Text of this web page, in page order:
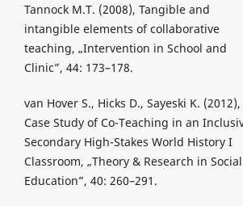
Tannock M.T. (2008), Tangible and
intangible elements of collaborative
teaching, „Intervention in School and
Clinic”, 44: 173–178.
van Hover S., Hicks D., Sayeski K. (2012),
Case Study of Co-Teaching in an
Secondary High-Stakes World History I
Classroom, „Theory & Research in Social
Education”, 40: 260–291.